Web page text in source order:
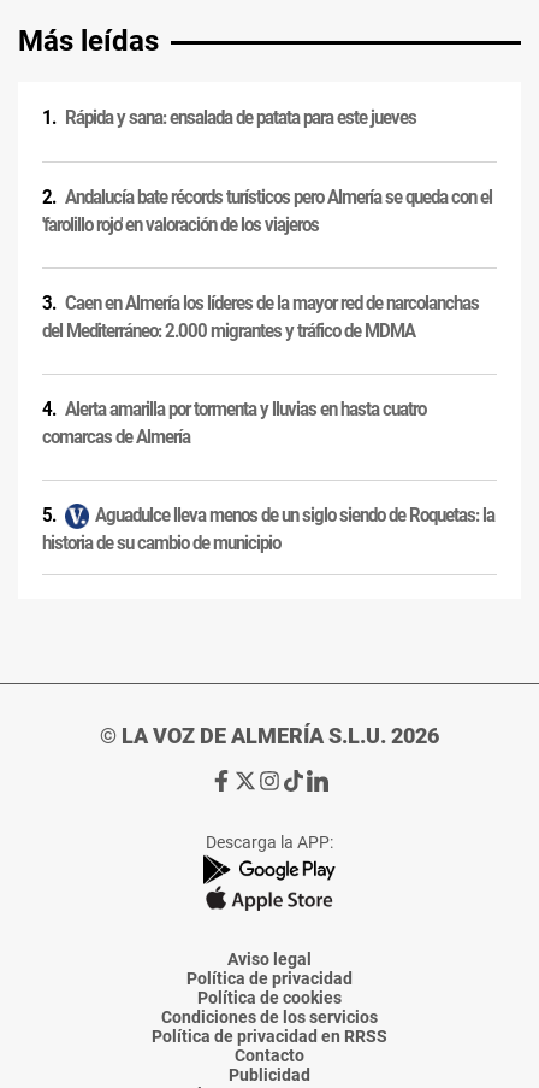
Más leídas
Rápida y sana: ensalada de patata para este jueves
Andalucía bate récords turísticos pero Almería se queda con el
'farolillo rojo' en valoración de los viajeros
Caen en Almería los líderes de la mayor red de narcolanchas
del Mediterráneo: 2.000 migrantes y tráfico de MDMA
Alerta amarilla por tormenta y lluvias en hasta cuatro
comarcas de Almería
Aguadulce lleva menos de un siglo siendo de Roquetas: la
historia de su cambio de municipio
© LA VOZ DE ALMERÍA S.L.U. 2026
Ir
de
La
Voz
Almería
Ir
de
La
Voz
Almería
Ir
de
La
Voz
Almería
Ir
de
La
Voz
Almería
Ir
de
La
Voz
Descarga la APP:
Aviso legal
Política de privacidad
Política de cookies
Condiciones de los servicios
Política de privacidad en RRSS
Contacto
Publicidad